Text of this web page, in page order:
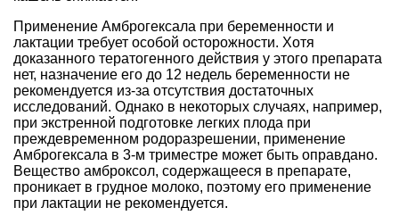
Применение Амброгексала при беременности и
лактации требует особой осторожности. Хотя
доказанного тератогенного действия у этого препарата
нет, назначение его до 12 недель беременности не
рекомендуется из-за отсутствия достаточных
исследований. Однако в некоторых случаях, например,
при экстренной подготовке легких плода при
преждевременном родоразрешении, применение
Амброгексала в 3-м триместре может быть оправдано.
Вещество амброксол, содержащееся в препарате,
проникает в грудное молоко, поэтому его применение
при лактации не рекомендуется.